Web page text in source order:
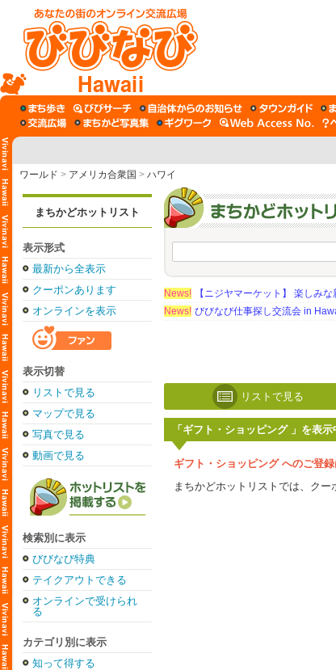
Hawaii
ワールド > アメリカ合衆国 > ハワイ
まちかどホットリスト
表示形式
最新から全表示
クーポンあります
オンラインを表示
表示切替
リストで見る
マップで見る
写真で見る
動画で見る
検索別に表示
びびなび特典
テイクアウトできる
オンラインで受けられ
る
カテゴリ別に表示
知って得する
News!
【ニジヤマーケット】 楽しみ
News! びびなび仕事探し交流会 in
リストで見る
「ギフト・ショッピング 」を表示
ギフト・ショッピング へのご登録
まちかどホットリストでは、クー